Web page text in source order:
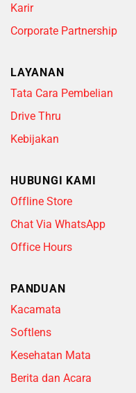
Karir
Corporate Partnership
LAYANAN
Tata Cara Pembelian
Drive Thru
Kebijakan
HUBUNGI KAMI
Offline Store
Chat Via WhatsApp
Office Hours
PANDUAN
Kacamata
Softlens
Kesehatan Mata
Berita dan Acara